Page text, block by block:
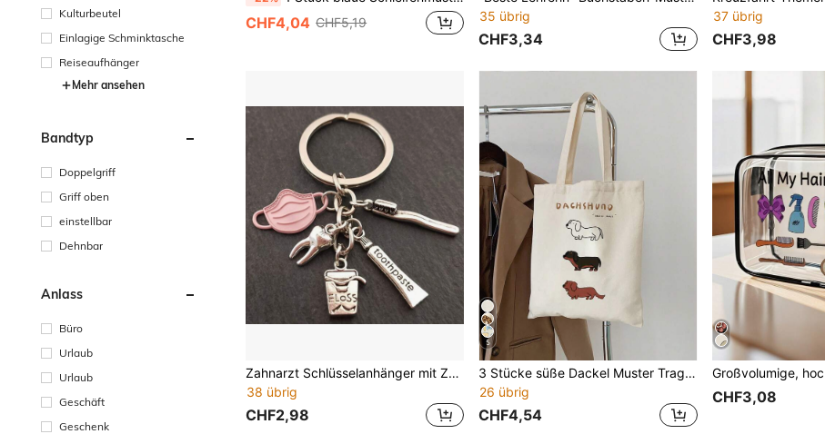
Kulturbeutel
Einlagige Schminktasche
Reiseaufhänger
Mehr ansehen
Bandtyp
Doppelgriff
Griff oben
einstellbar
Dehnbar
Anlass
Büro
Urlaub
Urlaub
Geschäft
Geschenk
CHF4,04 CHF5,19
35 übrig
CHF3,34
37 übrig
CHF3,98
Zahnarzt Schlüsselanhänger mit Zähnen, Zahnpasta, Zahnbürste, Zahnbecher, Maske Kombination, Zahnpflege personalisierte Kombination Accessoires Schlüsselring Anhänger Geschenk Geschenktüte Schlüsselanhänger Charms Krankenschwester Kasack Emaille Pin Pins
38 übrig
CHF2,98
5
3 Stücke süße Dackel Muster Tragetasche, lässige Schultertasche mit großer Kapazität, Einkaufstasche für den Alltag, Mehrzweck-Aufbewahrungstasche, leichte Reisetasche, sinnvolles Geschenk, Reise-Souvenir, unverzichtbare Reisetasche, geeignet für Pendeln, Schulanfang, Reisen, Picknick, Camping, Outdoor-Abenteuer und mehr, Dackel Tasche, kreatives Weihnachtsgeschenk
26 übrig
CHF4,54
CHF3,08